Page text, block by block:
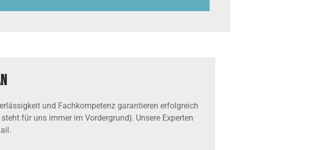
und Fachkompetenz garantieren erfolgreich
für uns immer im Vordergrund}. Unsere Experten